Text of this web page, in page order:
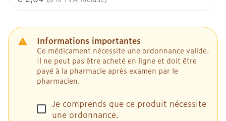
Informations importantes
Ce médicament nécessite une ordonnance valide.
Il ne peut pas être acheté en ligne et doit être
payé à la pharmacie après examen par le
pharmacien.
Je comprends que ce produit nécessite
une ordonnance.